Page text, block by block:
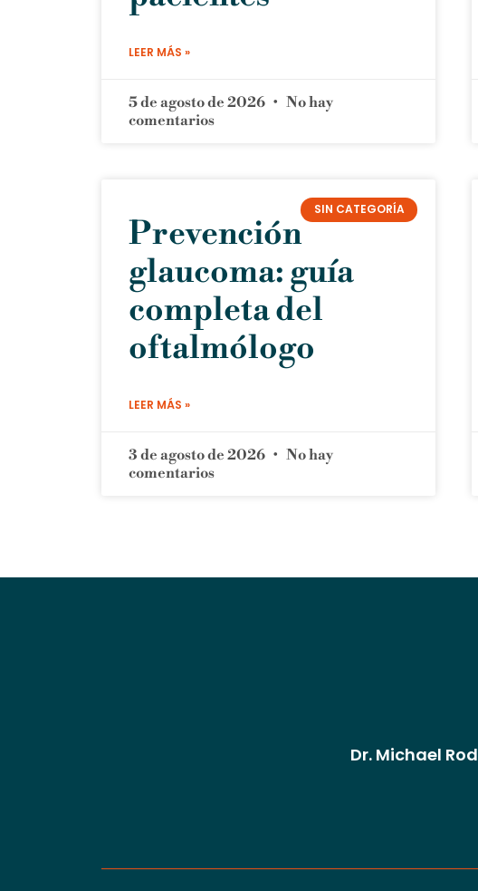
LEER MÁS »
5 de agosto de 2026
No hay
comentarios
SIN CATEGORÍA
Prevención
glaucoma: guía
completa del
oftalmólogo
LEER MÁS »
3 de agosto de 2026
No hay
comentarios
Dr. Michael Rod